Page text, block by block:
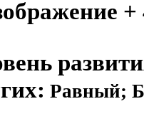
+
Равный;